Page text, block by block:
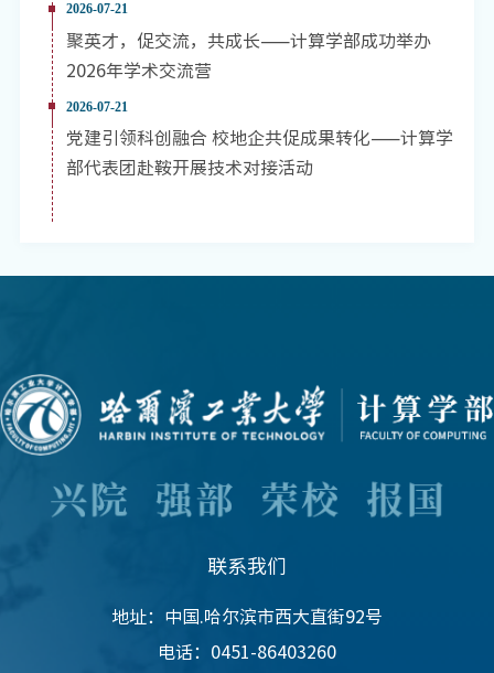
2026-07-21
聚英才，促交流，共成长——计算学部成功举办
2026年学术交流营
2026-07-21
党建引领科创融合 校地企共促成果转化——计算学
部代表团赴鞍开展技术对接活动
联系我们
地址：中国.哈尔滨市西大直街92号
电话：0451-86403260